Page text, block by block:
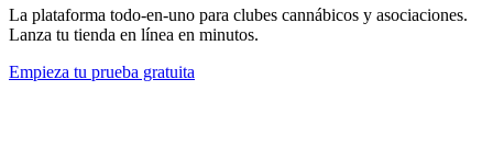
La plataforma todo-en-uno para clubes cannábicos y asociaciones.
Lanza tu tienda en línea en minutos.
Empieza tu prueba gratuita